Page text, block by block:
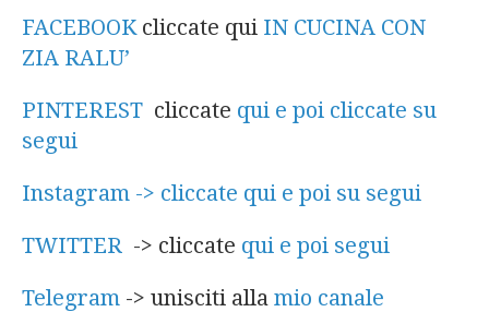
FACEBOOK cliccate qui IN CUCINA CON
ZIA RALU’
PINTEREST cliccate qui e poi cliccate su
segui
Instagram -> cliccate qui e poi su segui
TWITTER -> cliccate qui e poi segui
Telegram -> unisciti alla mio canale